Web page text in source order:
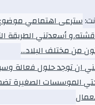
سترعى اهتمامي موضوع
أسعدتني الطريقة
من مختلف البلاد…
ان توجد حلول فعالة
حتي الموسسات الصغيرة